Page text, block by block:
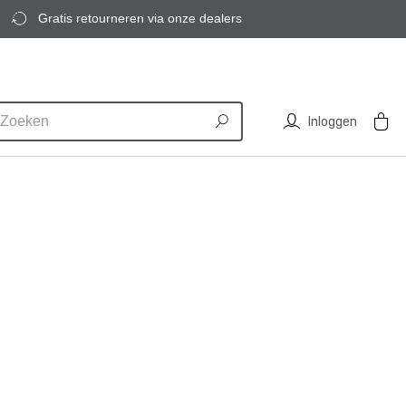
Gratis retourneren via onze dealers
Inloggen